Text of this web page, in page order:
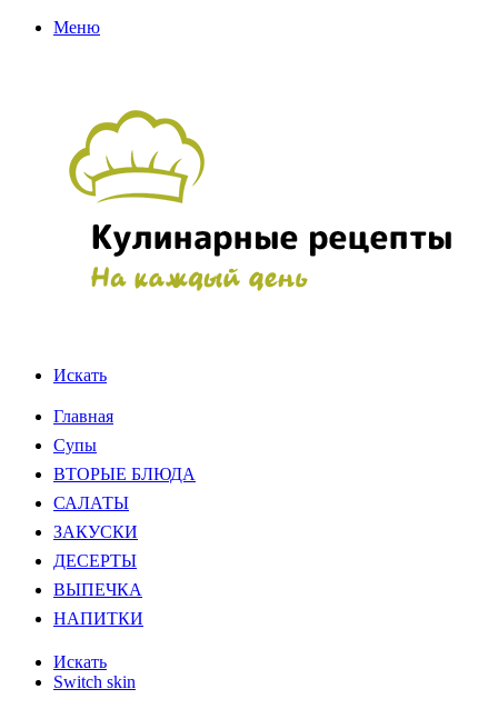
Меню
Искать
Главная
Супы
ВТОРЫЕ БЛЮДА
САЛАТЫ
ЗАКУСКИ
ДЕСЕРТЫ
ВЫПЕЧКА
НАПИТКИ
Искать
Switch skin